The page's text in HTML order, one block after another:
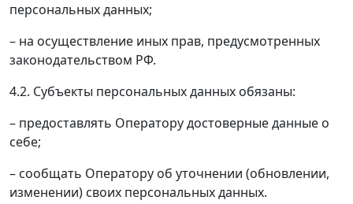
персональных данных;
– на осуществление иных прав, предусмотренных
законодательством РФ.
4.2. Субъекты персональных данных обязаны:
– предоставлять Оператору достоверные данные о
себе;
– сообщать Оператору об уточнении (обновлении,
изменении) своих персональных данных.